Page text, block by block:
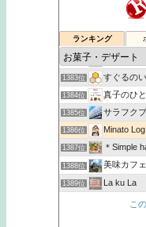
ランキング
ネオトラ
1381位 新発売日記
1382位 お客様の
1383位 すぐるの
1384位 真子のひ
1385位 サラフクブ
1386位 Minato
1387位 ＊Simple
1388位 美味カフ
1389位 La ku La
こ